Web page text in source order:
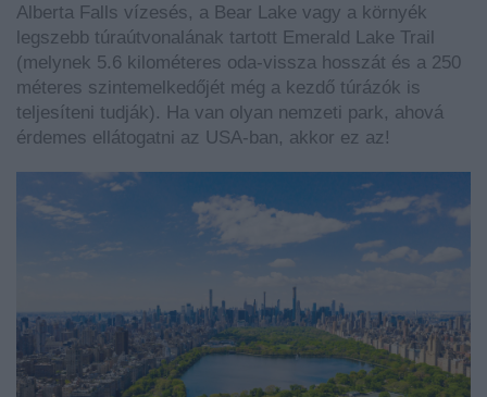
Alberta Falls vízesés, a Bear Lake vagy a környék
legszebb túraútvonalának tartott Emerald Lake Trail
(melynek 5.6 kilométeres oda-vissza hosszát és a 250
méteres szintemelkedőjét még a kezdő túrázók is
teljesíteni tudják). Ha van olyan nemzeti park, ahová
érdemes ellátogatni az USA-ban, akkor ez az!